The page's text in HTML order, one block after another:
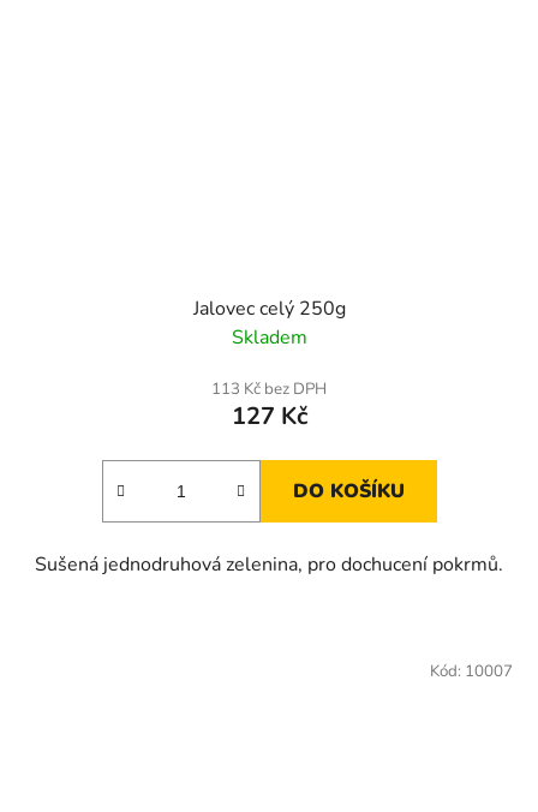
Jalovec celý 250g
Skladem
113 Kč bez DPH
127 Kč
DO KOŠÍKU
Sušená jednodruhová zelenina, pro dochucení pokrmů.
Kód: 10007